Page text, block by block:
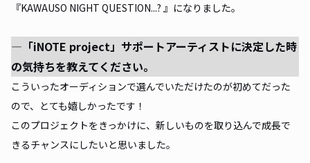
『KAWAUSO NIGHT QUESTION...? 』になりました。
―「iNOTE project」サポートアーティストに決定した時
の気持ちを教えてください。
こういったオーディションで選んでいただけたのが初めてだった
ので、とても嬉しかったです！
このプロジェクトをきっかけに、新しいものを取り込んで成長で
きるチャンスにしたいと思いました。